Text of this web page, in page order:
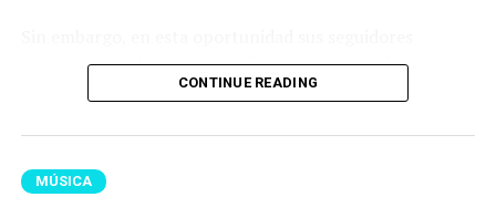
señalaron que habría sido diferente,pues su llanto no
parecía ser de felicidad, sino de tristeza.
lágrimas caían una tras otra y su semblante
reflejaba nostalgia.
CONTINUE READING
MÚSICA